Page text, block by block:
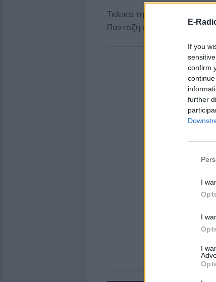
E-
If you
confirm
further
I
I
I
Τελικά την κορυφαία
Πανταζή και του Ρίχαρντ.